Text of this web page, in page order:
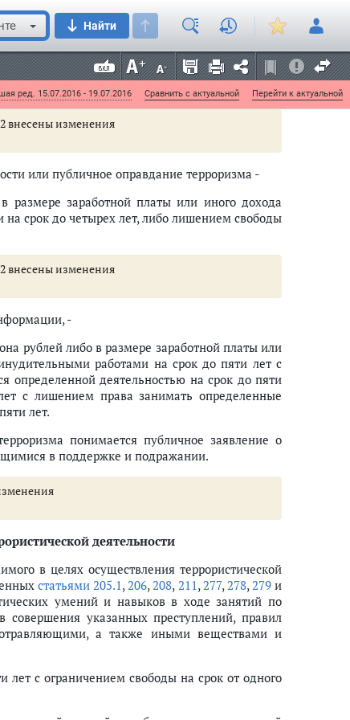
Найти
ред. 15.07.2016 - 19.07.2016 Сравнить с актуальной Перейти к актуальной
деятельности или публичное
внесены изменения
или публичное оправдание терроризма -
заработной платы или иного дохода
срок до четырех лет, либо лишением свободы
внесены изменения
-
рублей либо в размере заработной платы или
работами на срок до пяти лет с
определенной деятельностью на срок до пяти
с лишением права занимать определенные
лет.
понимается публичное заявление о
в поддержке и подражании.
деятельности
в целях осуществления террористической
статьями 205.1,206,208, 211,277,278,279и
умений и навыков в ходе занятий по
совершения указанных преступлений, правил
а также иными веществами и
с ограничением свободы на срок от одного